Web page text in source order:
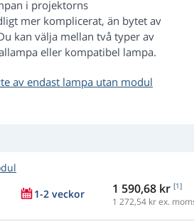
i projektorns
mer komplicerat, än bytet av
kan välja mellan två typer av
eller kompatibel lampa.
av endast lampa utan modul
1-2 veckor 1 590,68 kr [1]
1 272,54 kr ex.